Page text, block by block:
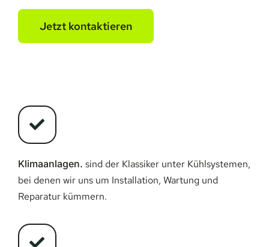
Jetzt kontaktieren
Klimaanlagen. sind der Klassiker unter Kühlsystemen,
bei denen wir uns um Installation, Wartung und
Reparatur kümmern.